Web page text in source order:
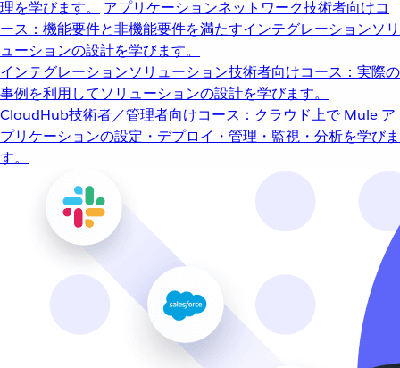
理を学びます。
アプリケーションネットワーク技術者向けコ
ース：機能要件と非機能要件を満たすインテグレーションソリ
ューションの設計を学びます。
インテグレーションソリューション技術者向けコース：実際の
事例を利用してソリューションの設計を学びます。
CloudHub技術者／管理者向けコース：クラウド上で Mule ア
プリケーションの設定・デプロイ・管理・監視・分析を学びま
す。